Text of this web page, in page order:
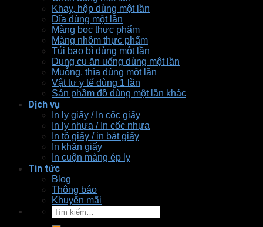
Khay, hộp dùng một lần
Dĩa dùng một lần
Màng bọc thực phẩm
Màng nhôm thực phẩm
Túi bao bì dùng một lần
Dụng cụ ăn uống dùng một lần
Muỗng, thìa dùng một lần
Vật tư y tế dùng 1 lần
Sản phầm đồ dùng một lần khác
Dịch vụ
In ly giấy / In cốc giấy
In ly nhựa / In cốc nhựa
In tô giấy / in bát giấy
In khăn giấy
In cuộn màng ép ly
Tin tức
Blog
Thông báo
Khuyến mãi
Tìm
kiếm: